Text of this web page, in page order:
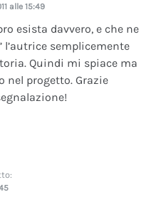
alle 15:49
esista davvero, e che ne
l’autrice semplicemente
Quindi mi spiace ma
nel progetto. Grazie